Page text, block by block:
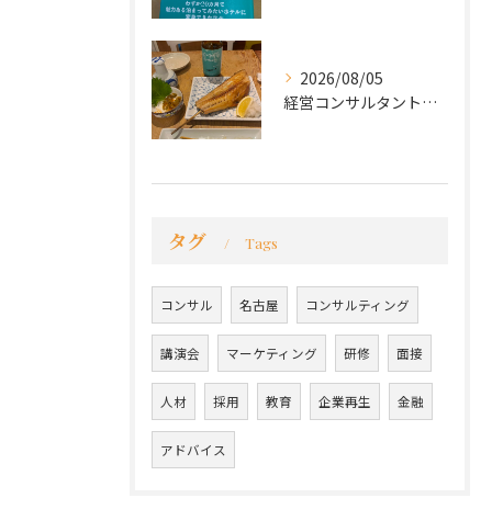
2026/08/05
経営コンサルタントのモーちゃん・毛利京申です。
タグ Tags
コンサル 名古屋 コンサルティング
講演会 マーケティング 研修 面接
人材 採用 教育 企業再生 金融
アドバイス